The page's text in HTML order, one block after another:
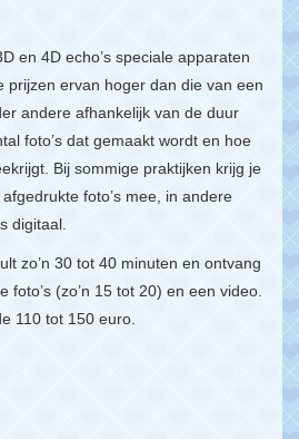
en 4D echo’s speciale apparaten
prijzen ervan hoger dan die van een
andere afhankelijk van de duur
foto’s dat gemaakt wordt en hoe
Bij sommige praktijken krijg je
foto’s mee, in andere
digitaal.
zo’n 30 tot 40 minuten en ontvang
foto’s (zo’n 15 tot 20) en een video.
110 tot 150 euro.